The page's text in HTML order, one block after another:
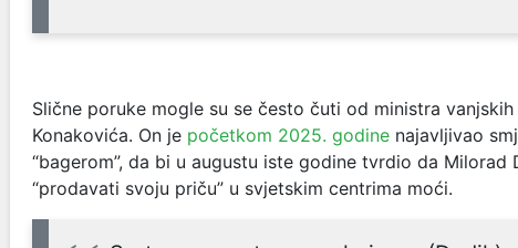
Slične poruke mogle su se često čuti od ministra
Konakovića. On je početkom 2025. godine najavljivao
“bagerom”, da bi u augustu iste godine tvrdio da Milorad
“prodavati svoju priču” u svjetskim centrima moći.